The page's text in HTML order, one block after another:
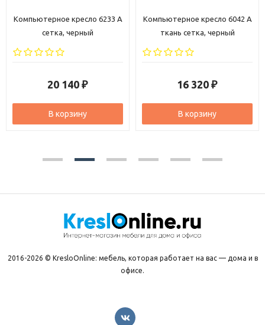
Компьютерное кресло 6233 A
сетка, черный
20 140 ₽
В корзину
Компьютерное кресло 6042 A
ткань сетка, черный
16 320 ₽
В корзину
2016-2026 © KresloOnline: мебель, которая работает на вас — дома и в
офисе.